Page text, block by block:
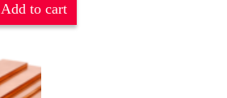
Add to cart